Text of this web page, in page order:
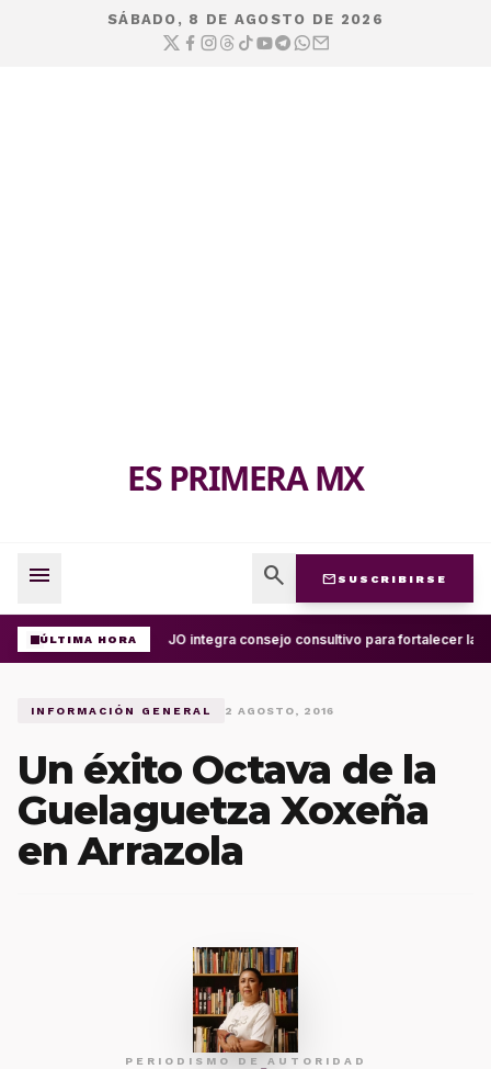
SÁBADO, 8 DE AGOSTO DE 2026
ES PRIMERA MX
menu search mail SUSCRIBIRSE
ÚLTIMA HORA UABJO integra consejo consultivo para fortalecer la
INFORMACIÓN GENERAL 2 AGOSTO, 2016
Un éxito Octava de la
Guelaguetza Xoxeña
en Arrazola
PERIODISMO DE AUTORIDAD